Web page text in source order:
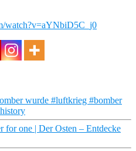
watch?v=aYNbiD5C_j0
wurde #luftkrieg #bomber
for one | Der Osten – Entdecke